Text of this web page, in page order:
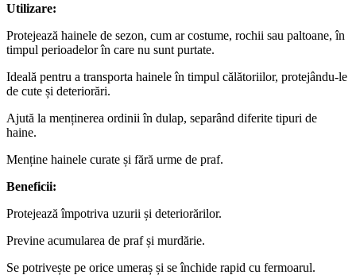
Utilizare:
Protejează hainele de sezon, cum ar costume, rochii sau paltoane, în
timpul perioadelor în care nu sunt purtate.
Ideală pentru a transporta hainele în timpul călătoriilor, protejându-le
de cute și deteriorări.
Ajută la menținerea ordinii în dulap, separând diferite tipuri de
haine.
Menține hainele curate și fără urme de praf.
Beneficii:
Protejează împotriva uzurii și deteriorărilor.
Previne acumularea de praf și murdărie.
Se potrivește pe orice umeraș și se închide rapid cu fermoarul.